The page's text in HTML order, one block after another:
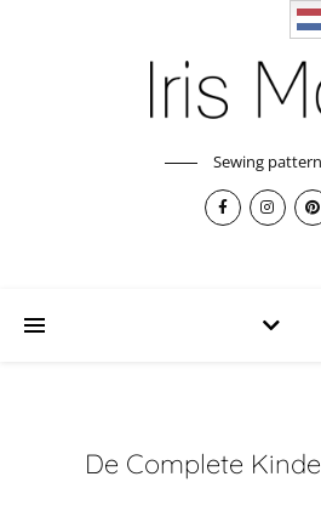
Sewing
De Complete